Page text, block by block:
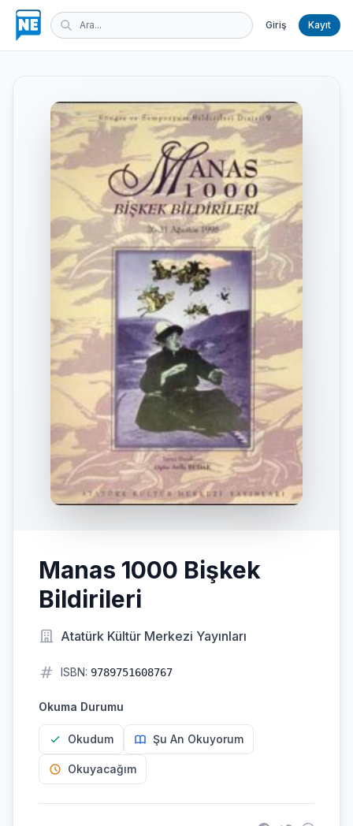
Giriş Kayıt
Manas 1000 Bişkek
Bildirileri
Atatürk Kültür Merkezi Yayınları
ISBN: 9789751608767
Okuma Durumu
Okudum Şu An Okuyorum
Okuyacağım